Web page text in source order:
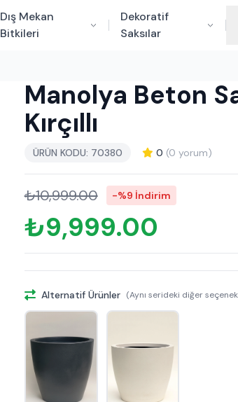
Dış Mekan
Bitkileri
Dekoratif
Saksılar
Manolya Beton
Kırçıllı
ÜRÜN KODU: 70380 0 (0 yorum)
₺10,999.00 -%9 İndirim
₺9,999.00
Alternatif Ürünler (Aynı serideki diğer